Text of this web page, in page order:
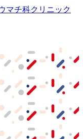
マチ科クリニック